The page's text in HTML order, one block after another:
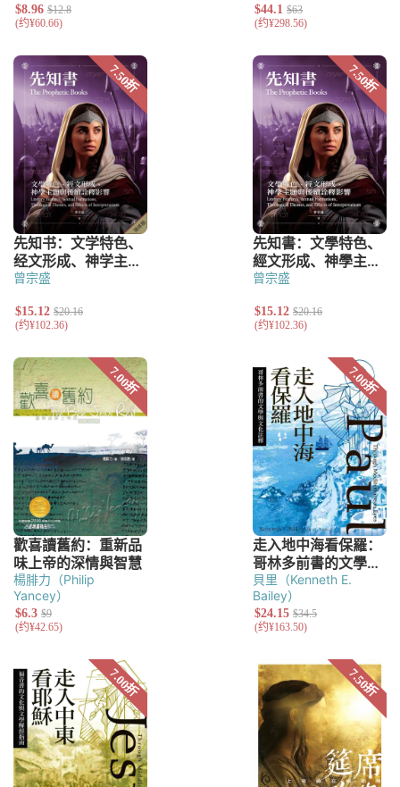
曾宗盛 曾宗盛
楊腓力（Philip
Yancey）
貝里（Kenneth E.
Bailey）